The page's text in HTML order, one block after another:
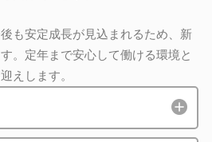
も安定成長が見込まれるため、新
。定年まで安心して働ける環境と
えします。